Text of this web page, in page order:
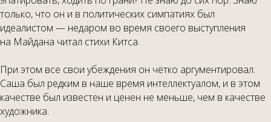
только, что он и в политических симпатиях был
идеалистом — недаром во время своего выступления
на Майдана читал стихи Китса.
При этом все свои убеждения он чётко аргументировал.
Саша был редким в наше время интеллектуалом, и в этом
качестве был известен и ценен не меньше, чем в качестве
художника.